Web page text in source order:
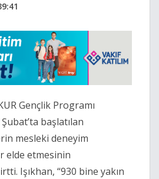
Gençlik Programı
başlatılan
mesleki deneyim
elde etmesinin
Işıkhan, “930 bine yakın